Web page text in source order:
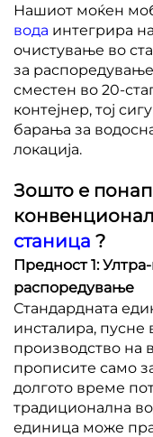
Нашиот моќен
вода интегрира
очистување во
за
сместен во 20-
контејнер, тој
барања за
локација.
Зошто е
станица ?
Предност 1:
распоредување
Стандардната
инсталира, пусне
производство на
прописите само
долгото време
традиционална
единица може